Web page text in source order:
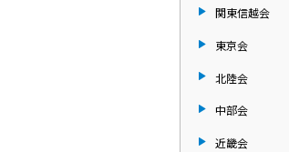
関東信越会
東京会
北陸会
中部会
近畿会